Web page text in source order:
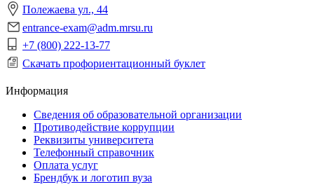
Полежаева ул., 44
entrance-exam@adm.mrsu.ru
+7 (800) 222-13-77
Скачать профориентационный буклет
Информация
Сведения об образовательной организации
Противодействие коррупции
Реквизиты университета
Телефонный справочник
Оплата услуг
Брендбук и логотип вуза